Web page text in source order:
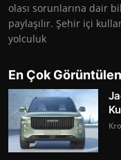
olası sorunlarına dair
paylaşılır. Şehir içi
yolculuk
En Çok